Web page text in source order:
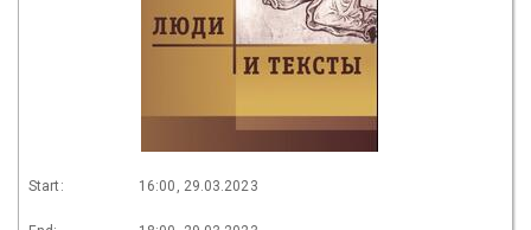
Start: 16:00, 29.03.2023